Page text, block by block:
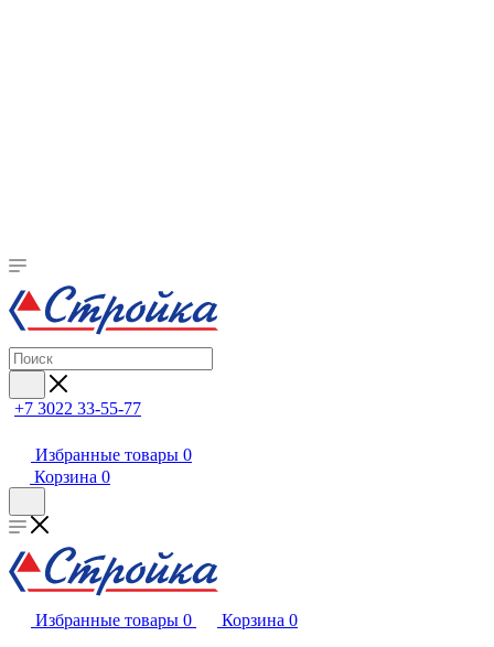
+7 3022 33-55-77
Избранные товары 0
Корзина 0
Избранные товары 0 Корзина 0